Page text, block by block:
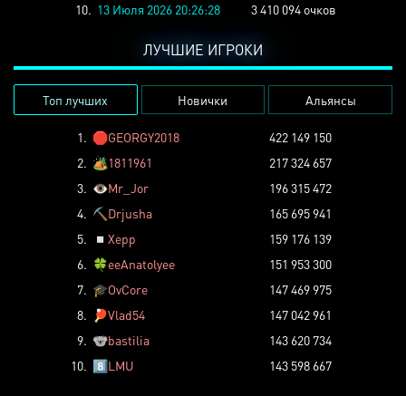
10. 13 Июля 2026 20:26:28 3 410 094 очков
ЛУЧШИЕ ИГРОКИ
Топ лучших Новички Альянсы
1. 🛑GEORGY2018
422 149 150
2. 🏕️1811961
217 324 657
3. 👁️Mr_Jor
196 315 472
4. ⛏️ Drjusha
165 695 941
5.
◽ Xepp
159 176 139
6. 🍀eeAnatolyee
151 953 300
7. 🎓OvCore
147 469 975
8.
🏓Vlad54
147 042 961
9. 🐨bastilia
143 620 734
10. 8️⃣LMU 143 598 667